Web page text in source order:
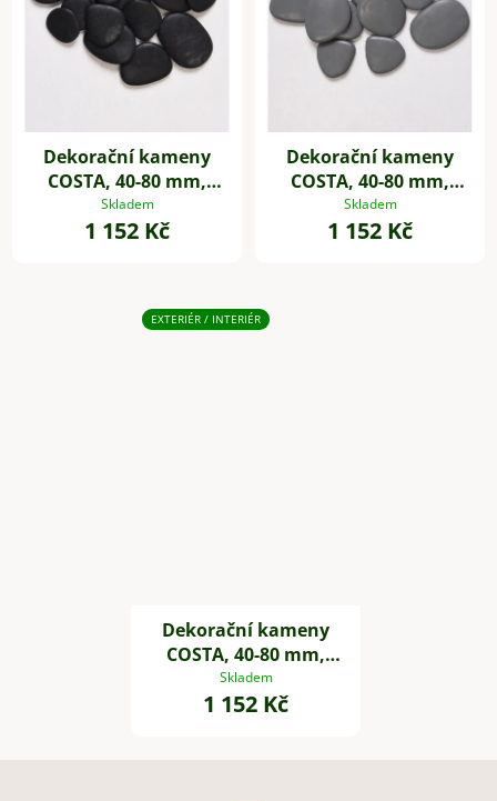
Dekorační kameny
COSTA, 40-80 mm,
plast, černá
Skladem
1 152 Kč
Dekorační kameny
COSTA, 40-80 mm,
plast, šedá
Skladem
1 152 Kč
EXTERIÉR / INTERIÉR
Dekorační kameny
COSTA, 40-80 mm,
plast, bílá
Skladem
1 152 Kč